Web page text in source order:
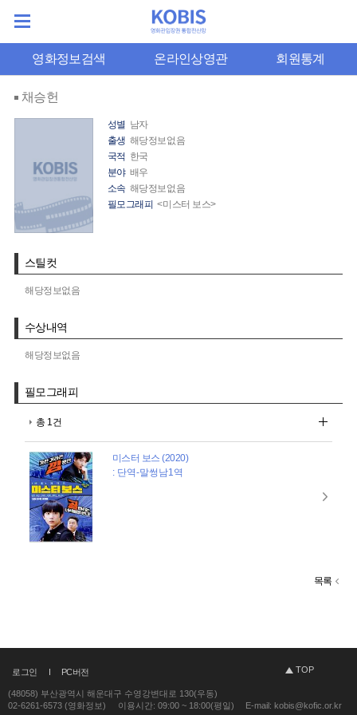
영화정보검색 온라인상영관 회원통계
채승헌
성별 남자
출생 해당정보없음
국적 한국
분야 배우
소속 해당정보없음
필모그래피 <미스터 보스>
스틸컷
해당정보없음
수상내역
해당정보없음
필모그래피
총 1건
미스터 보스 (2020)
: 단역-말썽남1역
목록
로그인 PC버전 TOP
(48058) 부산광역시 해운대구 수영강변대로 130(우동)
02-6261-6573 (영화정보)
이용시간: 09:00 ~ 18:00(평일) E-mail: kobis@kofic.or.kr